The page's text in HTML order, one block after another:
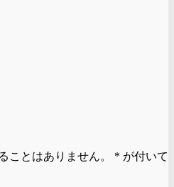
ことはありません。 * が付いて